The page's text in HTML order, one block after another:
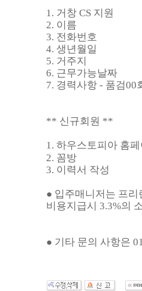
1. 거창 CS 지원
2. 이름
3. 전화번호
4. 생년월일
5. 거주지
6. 근무가능날짜
7. 경력사항 - 품검00
** 신규회원 **
1. 하우스토피아 홈
2. 꼼방
3. 이력서 작성
● 입주매니저는 프
비용지급시 3.3%의
● 기타 문의 사항은